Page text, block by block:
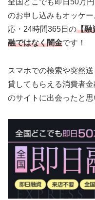
全国どこでも即日50万
のお申し込みもオッケ
応・24時間365日の【融
融ではなく闇金です！
スマホでの検索や突然
貸してもらえる消費者
のサイトに出会ったと思